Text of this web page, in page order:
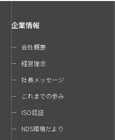
企業情報
会社概要
経営理念
社長メッセージ
これまでの歩み
ISO認証
NDS環境だより